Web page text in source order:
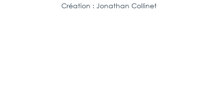
Création : Jonathan Collinet